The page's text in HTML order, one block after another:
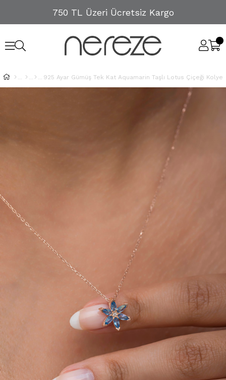
750 TL Üzeri Ücretsiz Kargo
925 Ayar Gümüş Tek Kat Aquamarin Taşlı Lotus Çiçeği Kolye